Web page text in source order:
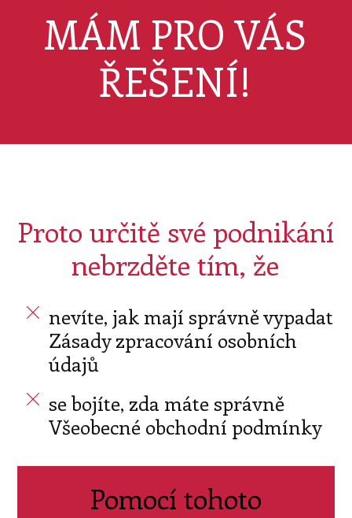
MÁM PRO VÁS
ŘEŠENÍ!
Proto určitě své podnikání
nebrzděte tím, že
nevíte, jak mají správně vypadat
Zásady zpracování osobních
údajů
se bojíte, zda máte správně
Všeobecné obchodní podmínky
Pomocí tohoto